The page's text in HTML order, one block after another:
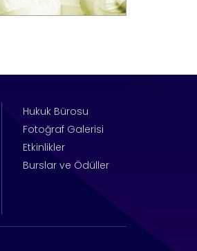
Hukuk Bürosu
Fotoğraf Galerisi
Etkinlikler
Burslar ve Ödüller